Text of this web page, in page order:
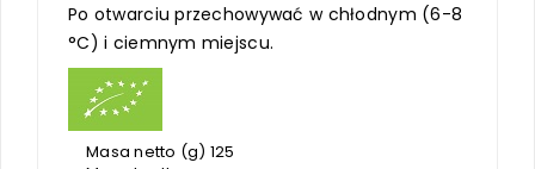
Po otwarciu przechowywać w chłodnym (6-8
°C) i ciemnym miejscu.
Masa netto (g) 125